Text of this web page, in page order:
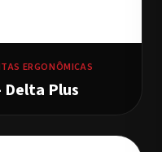
ERGONÔMICAS
Plus